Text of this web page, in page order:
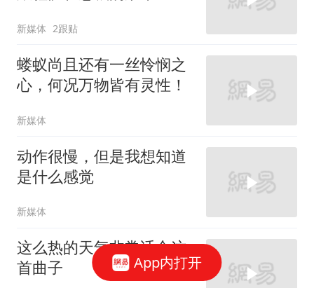
新媒体 2跟贴
蝼蚁尚且还有一丝怜悯之
心，何况万物皆有灵性！
新媒体
动作很慢，但是我想知道
是什么感觉
新媒体
这么热的天气非常适合这
首曲子
App内打开